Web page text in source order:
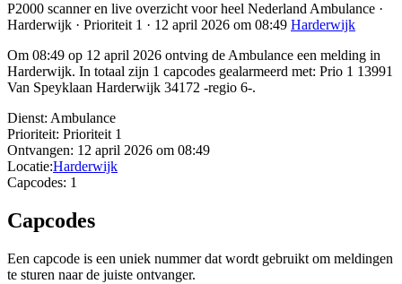
P2000 scanner en live overzicht voor heel Nederland Ambulance ·
Harderwijk · Prioriteit 1 · 12 april 2026 om 08:49 Harderwijk
Om 08:49 op 12 april 2026 ontving de Ambulance een melding in
Harderwijk. In totaal zijn 1 capcodes gealarmeerd met: Prio 1 13991
Van Speyklaan Harderwijk 34172 -regio 6-.
Dienst: Ambulance
Prioriteit: Prioriteit 1
Ontvangen: 12 april 2026 om 08:49
Locatie:Harderwijk
Capcodes: 1
Capcodes
Een capcode is een uniek nummer dat wordt gebruikt om meldingen
te sturen naar de juiste ontvanger.